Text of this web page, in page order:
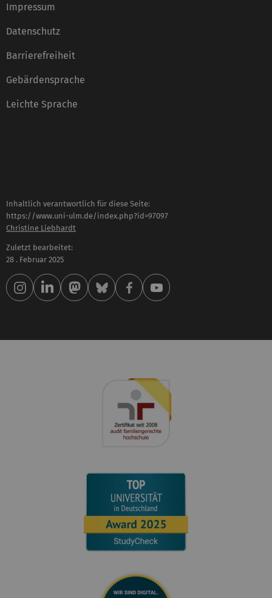
Impressum
Datenschutz
Barrierefreiheit
Gebärdensprache
Leichte Sprache
Inhaltlich verantwortlich für diese Seite:
https://www.uni-ulm.de/index.php?id=97097
Christine Liebhardt
Zuletzt bearbeitet:
28 . Februar 2025